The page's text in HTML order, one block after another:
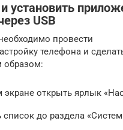
установить
USB
провести
телефона и
экране открыть ярлык
список до раздела